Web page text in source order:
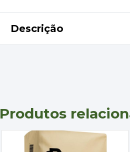
Descrição
Produtos